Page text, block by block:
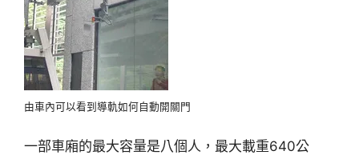
由車內可以看到導軌如何自動開關門
一部車廂的最大容量是八個人，最大載重640公